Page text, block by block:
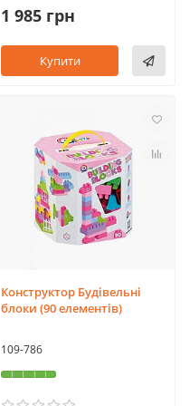
1 985 грн
Купити
Конструктор Будівельні
блоки (90 елементів)
109-786